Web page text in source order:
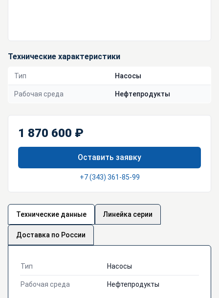
Технические характеристики
Тип Насосы
Рабочая среда Нефтепродукты
1 870 600 ₽
Оставить заявку
+7 (343) 361-85-99
Технические данные Линейка серии
Доставка по России
Тип Насосы
Рабочая среда Нефтепродукты